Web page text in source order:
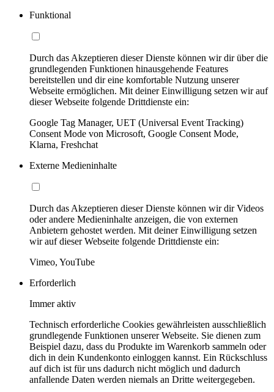
Funktional
Durch das Akzeptieren dieser Dienste können wir dir über die
grundlegenden Funktionen hinausgehende Features
bereitstellen und dir eine komfortable Nutzung unserer
Webseite ermöglichen. Mit deiner Einwilligung setzen wir auf
dieser Webseite folgende Drittdienste ein:
Google Tag Manager, UET (Universal Event Tracking)
Consent Mode von Microsoft, Google Consent Mode,
Klarna, Freshchat
Externe Medieninhalte
Durch das Akzeptieren dieser Dienste können wir dir Videos
oder andere Medieninhalte anzeigen, die von externen
Anbietern gehostet werden. Mit deiner Einwilligung setzen
wir auf dieser Webseite folgende Drittdienste ein:
Vimeo, YouTube
Erforderlich
Immer aktiv
Technisch erforderliche Cookies gewährleisten ausschließlich
grundlegende Funktionen unserer Webseite. Sie dienen zum
Beispiel dazu, dass du Produkte im Warenkorb sammeln oder
dich in dein Kundenkonto einloggen kannst. Ein Rückschluss
auf dich ist für uns dadurch nicht möglich und dadurch
anfallende Daten werden niemals an Dritte weitergegeben.